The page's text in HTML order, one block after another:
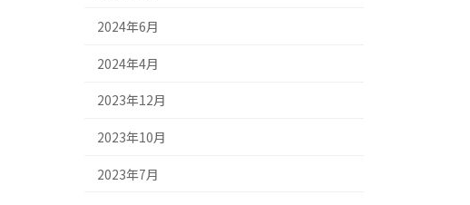
2024年6月
2024年4月
2023年12月
2023年10月
2023年7月